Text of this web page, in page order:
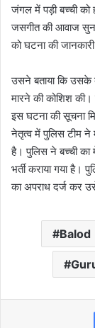
जंगल में पड़ी बच्ची को
जसगीत की आवाज
को घटना की
उसने बताया कि उसके
मारने की कोशिश की।
इस घटना की सूचना
नेतृत्व में पुलिस टीम ने
है। पुलिस ने बच्ची
भर्ती कराया गया है।
का अपराध दर्ज कर
Balod